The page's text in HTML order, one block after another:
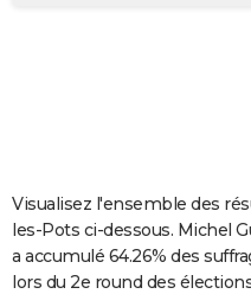
Carte de Noël
Carte Bonne année
Carte Saint-Valentin
Carte Pâques
Carte d'anniversaire
DICTIONNAIRE
Dictionnaire
Biographies
Citations
Expressions
Proverbes
Visualisez l'ensemble des
les-Pots ci-dessous. Michel
a accumulé 64.26% des
lors du 2e round des